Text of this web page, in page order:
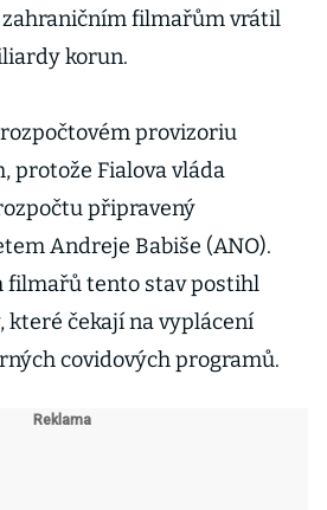
filmařům vrátil
korun.
provizoriu
protože Fialova vláda
připravený
Andreje Babiše (ANO).
filmařů tento stav postihl
které čekají na vyplácení
covidových programů.